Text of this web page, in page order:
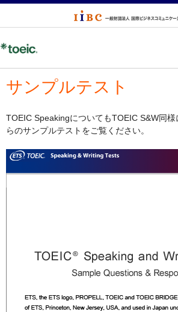
サンプルテスト
TOEIC SpeakingについてもTOEIC S&W同
らのサンプルテストをご覧ください。